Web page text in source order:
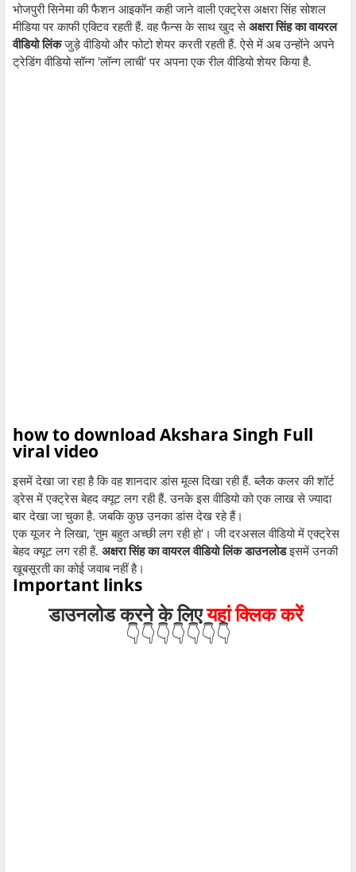
भोजपुरी सिनेमा की फैशन आइकॉन कही जाने वाली एक्ट्रेस अक्षरा सिंह सोशल
मीडिया पर काफी एक्टिव रहती हैं. वह फैन्स के साथ खुद सेअक्षरा सिंह का वायरल
वीडियो लिंकजुड़े वीडियो और फोटो शेयर करती रहती हैं. ऐसे में अब उन्होंने अपने
ट्रेडिंग वीडियो सॉन्ग 'लॉन्ग लाची' पर अपना एक रील वीडियो शेयर किया है.
how to download Akshara Singh Full
viral video
इसमें देखा जा रहा है कि वह शानदार डांस मूव्स दिखा रही हैं. ब्लैक कलर की शॉर्ट
ड्रेस में एक्ट्रेस बेहद क्यूट लग रही हैं. उनके इस वीडियो को एक लाख से ज्यादा
बार देखा जा चुका है. जबकि कुछ उनका डांस देख रहे हैं।
एक यूजर ने लिखा, 'तुम बहुत अच्छी लग रही हो'। जी दरअसल वीडियो में एक्ट्रेस
बेहद क्यूट लग रही हैं. अक्षरा सिंह का वायरल वीडियो लिंक डाउनलोडइसमें उनकी
खूबसूरती का कोई जवाब नहीं है।
Important links
डाउनलोडकरने के लिएयहां क्लिक करें
👇👇👇👇👇👇👇